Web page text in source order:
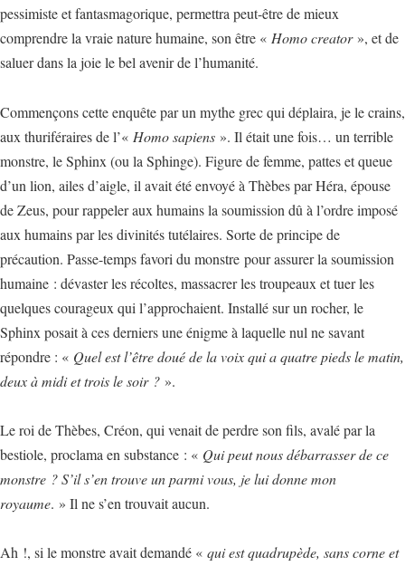
pessimiste et fantasmagorique, permettra peut-être de mieux
comprendre la vraie nature humaine, son être « Homo creator», et de
saluer dans la joie le bel avenir de l’humanité.
Commençons cette enquête par un mythe grec qui déplaira, je le crains,
aux thuriféraires de l’« Homo sapiens ». Il était une fois… un terrible
monstre, le Sphinx (ou la Sphinge). Figure de femme, pattes et queue
d’un lion, ailes d’aigle, il avait été envoyé à Thèbes par Héra, épouse
de Zeus, pour rappeler aux humains la soumission dû à l’ordre imposé
aux humains par les divinités tutélaires. Sorte de principe de
précaution. Passe-temps favori du monstre pour assurer la soumission
humaine : dévaster les récoltes, massacrer les troupeaux et tuer les
quelques courageux qui l’approchaient. Installé sur un rocher, le
Sphinx posait à ces derniers une énigme à laquelle nul ne savant
répondre : « Quel est l’être doué de la voix qui a quatre pieds le matin,
deux à midi et trois le soir ? ».
Le roi de Thèbes, Créon, qui venait de perdre son fils, avalé par la
bestiole, proclama en substance : « Qui peut nous débarrasser de ce
monstre ? S’il s’en trouve un parmi vous, je lui donne mon
royaume. » Il ne s’en trouvait aucun.
Ah !, si le monstre avait demandé « qui est quadrupède, sans corne et